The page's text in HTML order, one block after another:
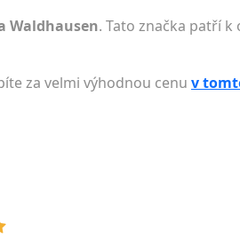
Waldhausen. Tato značka patří k
za velmi výhodnou cenu v